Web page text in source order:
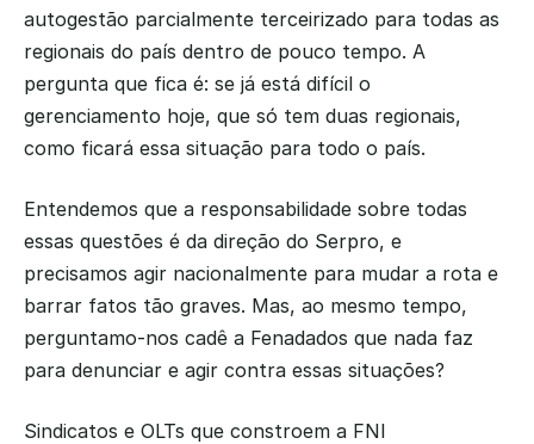
autogestão parcialmente terceirizado para todas as
regionais do país dentro de pouco tempo. A
pergunta que fica é: se já está difícil o
gerenciamento hoje, que só tem duas regionais,
como ficará essa situação para todo o país.
Entendemos que a responsabilidade sobre todas
essas questões é da direção do Serpro, e
precisamos agir nacionalmente para mudar a rota e
barrar fatos tão graves. Mas, ao mesmo tempo,
perguntamo-nos cadê a Fenadados que nada faz
para denunciar e agir contra essas situações?
Sindicatos e OLTs que constroem a FNI